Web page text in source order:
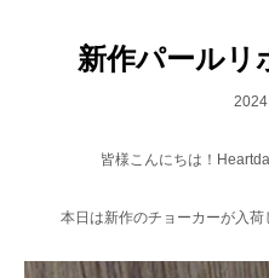
新作パールリ
皆様こんにちは！
本日は新作のチョーカーが入荷